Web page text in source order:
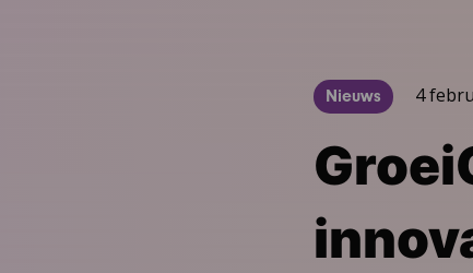
Nieuws 4